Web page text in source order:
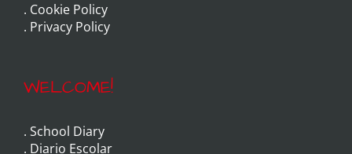
. Cookie Policy
. Privacy Policy
WELCOME!
. School Diary
. Diario Escolar